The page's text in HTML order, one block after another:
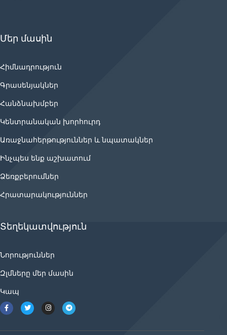
Մեր մասին
Հիմնադրություն
Գրասենյակներ
Հանձնախմբեր
Կենտրանական խորհուրդ
Առաջնահերթություններ և նպատակներ
Ինչպես ենք աշխատում
Ձեռքբերումներ
Հրատարակություններ
Տեղեկատվություն
Նորություններ
Զլմները մեր մասին
Կապ